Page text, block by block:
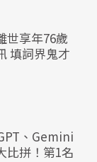
世享年76歲
填詞界鬼才
、Gemini
比拼！第1名